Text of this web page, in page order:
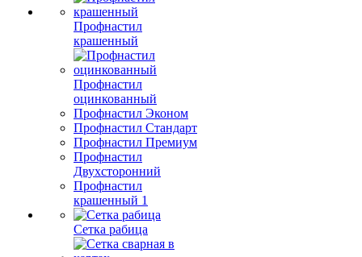
Профнастил
крашенный
Профнастил
оцинкованный
Профнастил Эконом
Профнастил Стандарт
Профнастил Премиум
Профнастил
Двухсторонний
Профнастил
крашенный 1
Сетка рабица